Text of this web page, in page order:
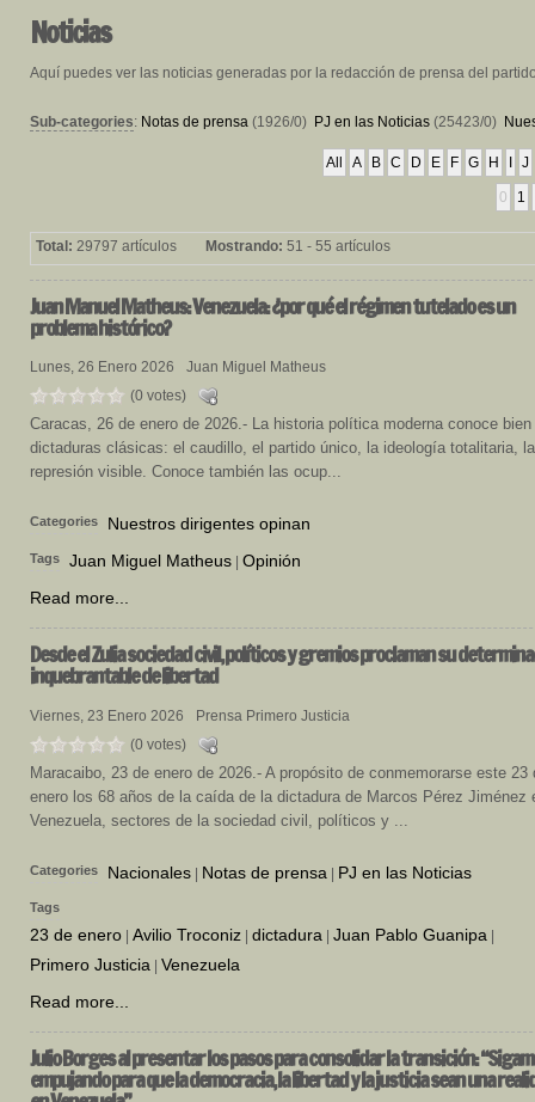
Noticias
Aquí puedes ver las noticias generadas por la redacción de prensa del
Sub-categories: Notas de prensa (1926/0) PJ en las Noticias (25423/0)
All A B C D E F G H J
0 1
Total: 29797 artículos Mostrando: 51 - 55 artículos
JuanManuel Matheus: Venezuela: ¿por qué el régimen tutelado es un
problema histórico?
Lunes, 26 Enero 2026
Juan Miguel Matheus
(0 votes)
Caracas, 26 de enero de 2026.- La historia política moderna conoce
dictaduras clásicas: el caudillo, el partido único, la ideología totalitaria, la
represión visible. Conoce también las ocup...
Categories Nuestros dirigentes opinan
Tags Juan Miguel Matheus Opinión
Read more...
Desdeel Zulia sociedad civil, políticos y gremios proclaman su
inquebrantable de libertad
Viernes, 23 Enero 2026
Prensa Primero Justicia
(0 votes)
Maracaibo, 23 de enero de 2026.- A propósito de conmemorarse este 23
enero los 68 años de la caída de la dictadura de Marcos Pérez Jiménez
Venezuela, sectores de la sociedad civil, políticos y ...
Categories Nacionales | Notas de prensa | PJ en las Noticias
Tags
23 de enero | Avilio Troconiz | dictadura | Juan Pablo Guanipa |
Primero Justicia | Venezuela
Read more...
JulioBorges al presentar los pasos para consolidar la transición:
empujando para que la democracia, la libertad y la justicia sean una